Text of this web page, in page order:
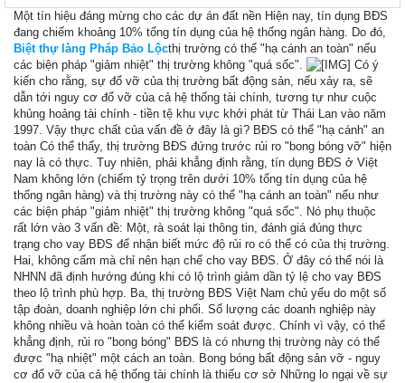
Một tín hiệu đáng mừng cho các dự án đất nền Hiện nay, tín dụng BĐS
đang chiếm khoảng 10% tổng tín dụng của hệ thống ngân hàng. Do đó,
Biệt thự làng Pháp Bảo Lộcthị trường có thể "hạ cánh an toàn" nếu
các biện pháp "giảm nhiệt" thị trường không "quá sốc".
Có ý
kiến cho rằng, sự đổ vỡ của thị trường bất động sản, nếu xảy ra, sẽ
dẫn tới nguy cơ đổ vỡ của cả hệ thống tài chính, tương tự như cuộc
khủng hoảng tài chính - tiền tệ khu vực khởi phát từ Thái Lan vào năm
1997. Vậy thực chất của vấn đề ở đây là gì? BĐS có thể "hạ cánh" an
toàn Có thể thấy, thị trường BĐS đứng trước rủi ro "bong bóng vỡ" hiện
nay là có thực. Tuy nhiên, phải khẳng định rằng, tín dụng BĐS ở Việt
Nam không lớn (chiếm tỷ trọng trên dưới 10% tổng tín dụng của hệ
thống ngân hàng) và thị trường này có thể "hạ cánh an toàn" nếu như
các biện pháp "giảm nhiệt" thị trường không "quá sốc". Nó phụ thuộc
rất lớn vào 3 vấn đề: Một, rà soát lại thông tin, đánh giá đúng thực
trạng cho vay BĐS để nhận biết mức độ rủi ro có thể có của thị trường.
Hai, không cấm mà chỉ nên hạn chế cho vay BĐS. Ở đây có thể nói là
NHNN đã định hướng đúng khi có lộ trình giảm dần tỷ lệ cho vay BĐS
theo lộ trình phù hợp. Ba, thị trường BĐS Việt Nam chủ yếu do một số
tập đoàn, doanh nghiệp lớn chi phối. Số lượng các doanh nghiệp này
không nhiều và hoàn toàn có thể kiểm soát được. Chính vì vậy, có thể
khẳng định, rủi ro "bong bóng" BĐS là có nhưng thị trường này có thể
được "hạ nhiệt" một cách an toàn. Bong bóng bất động sản vỡ - nguy
cơ đổ vỡ của cả hệ thống tài chính là thiếu cơ sở Những lo ngại về sự